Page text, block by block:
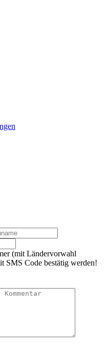
(mit Ländervorwahl
SMS Code bestätig werden!